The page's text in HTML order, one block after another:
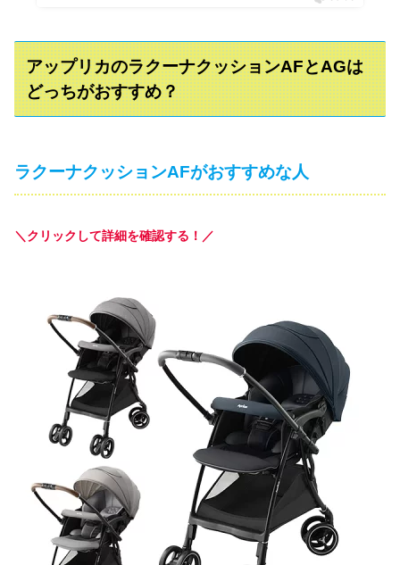
アップリカのラクーナクッションAFとAGは
どっちがおすすめ？
ラクーナクッションAFがおすすめな人
＼クリックして詳細を確認する！／